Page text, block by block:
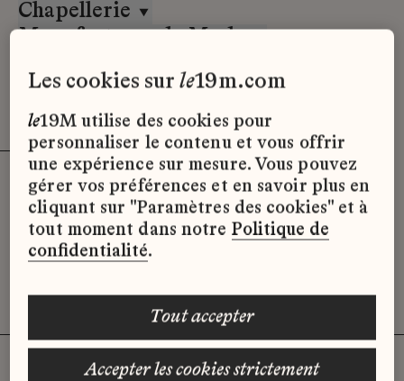
Chapellerie
Manufactures de Mode
Désolé, il semble qu’il n’y ait pas
d’offres d’emploi disponibles pour le
moment.
les cookies surle19m.com
le19M utilise des cookies pour
personnaliser le contenu et vous offrir
une expérience sur mesure. Vous pouvez
gérer vos préférences et en savoir plus en
cliquant sur "Paramètres des cookies" et à
tout moment dans notre Politique de
confidentialité.
accepter les cookies strictement
tout accepter